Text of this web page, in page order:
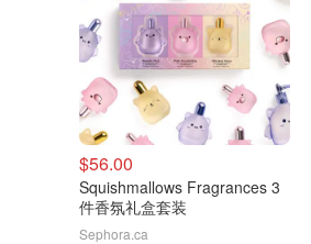
$56.00
Squishmallows Fragrances 3
件香氛礼盒套装
Sephora.ca